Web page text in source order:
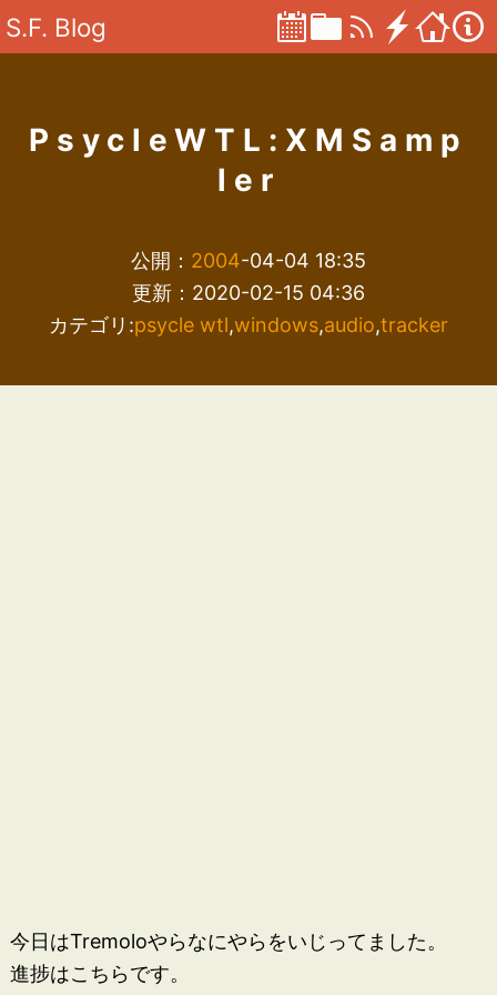
S.F. Blog
PsycleWTL:XMSamp
ler
公開： 2004-04-04 18:35
更新：2020-02-15 04:36
カテゴリ:psycle wtl,windows,audio,tracker
今日はTremoloやらなにやらをいじってました。
進捗はこちらです。